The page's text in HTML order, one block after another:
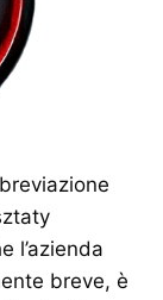
l’azienda
breve, è